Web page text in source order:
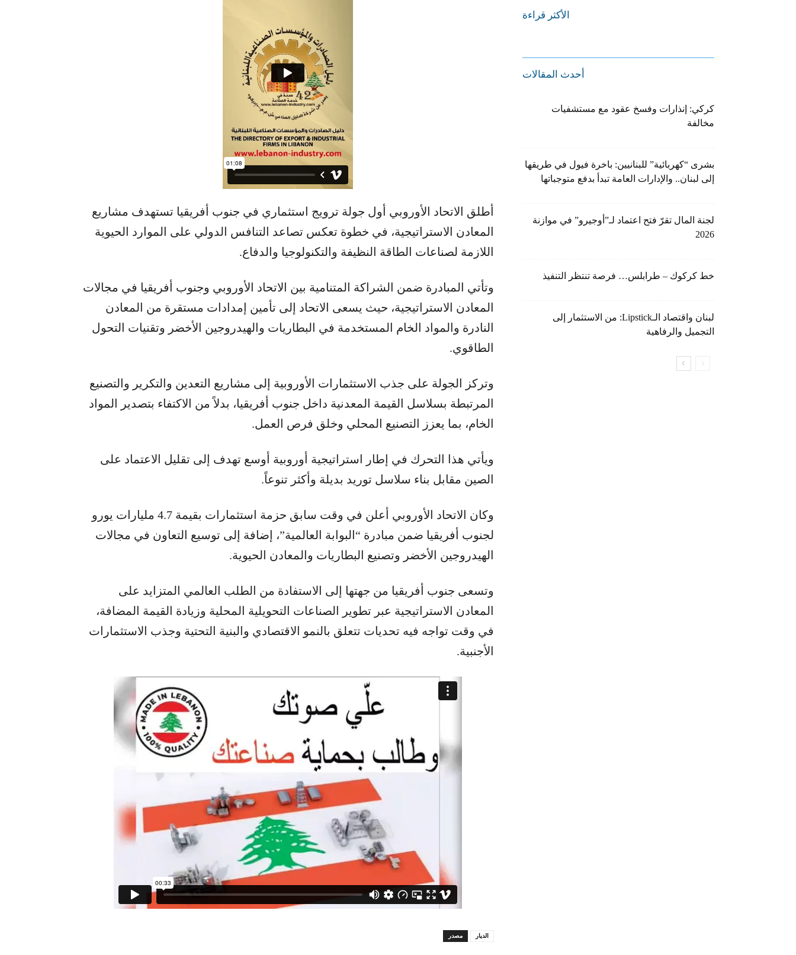
أطلق الاتحاد الأوروبي أول جولة ترويج استثماري في جنوب أفريقيا تستهدف مشاريع
المعادن الاستراتيجية، في خطوة تعكس تصاعد التنافس الدولي على الموارد الحيوية
اللازمة لصناعات الطاقة النظيفة والتكنولوجيا والدفاع.
وتأتي المبادرة ضمن الشراكة المتنامية بين الاتحاد الأوروبي وجنوب أفريقيا في مجالات
المعادن الاستراتيجية، حيث يسعى الاتحاد إلى تأمين إمدادات مستقرة من المعادن
النادرة والمواد الخام المستخدمة في البطاريات والهيدروجين الأخضر وتقنيات التحول
الطاقوي.
وتركز الجولة على جذب الاستثمارات الأوروبية إلى مشاريع التعدين والتكرير والتصنيع
المرتبطة بسلاسل القيمة المعدنية داخل جنوب أفريقيا، بدلاً من الاكتفاء بتصدير المواد
الخام، بما يعزز التصنيع المحلي وخلق فرص العمل.
ويأتي هذا التحرك في إطار استراتيجية أوروبية أوسع تهدف إلى تقليل الاعتماد على
الصين مقابل بناء سلاسل توريد بديلة وأكثر تنوعاً.
وكان الاتحاد الأوروبي أعلن في وقت سابق حزمة استثمارات بقيمة 4.7 مليارات يورو
لجنوب أفريقيا ضمن مبادرة “البوابة العالمية”، إضافة إلى توسيع التعاون في مجالات
الهيدروجين الأخضر وتصنيع البطاريات والمعادن الحيوية.
وتسعى جنوب أفريقيا من جهتها إلى الاستفادة من الطلب العالمي المتزايد على
المعادن الاستراتيجية عبر تطوير الصناعات التحويلية المحلية وزيادة القيمة المضافة،
في وقت تواجه فيه تحديات تتعلق بالنمو الاقتصادي والبنية التحتية وجذب الاستثمارات
الأجنبية.
مصدر الديار
الأكثر قراءة
أحدث المقالات
كركي: إنذارات وفسخ عقود مع مستشفيات
مخالفة
بشرى “كهربائية” للبنانيين: باخرة فيول في طريقها
إلى لبنان.. والإدارات العامة تبدأ بدفع متوجباتها
لجنة المال تقرّ فتح اعتماد لـ”أوجيرو” في موازنة
2026
خط كركوك – طرابلس… فرصة تنتظر التنفيذ
لبنان واقتصاد الـLipstick: من الاستثمار إلى
التجميل والرفاهية